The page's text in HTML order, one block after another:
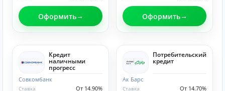
Оформить Оформить
Кредит
наличными
прогресс
Совкомбанк
От 14.90%
Ставка
Потребительский
кредит
Ак Барс
От 14.70%
Ставка